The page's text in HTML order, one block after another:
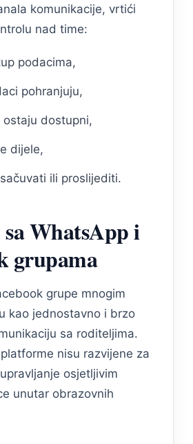
komunikacije, vrtići
nad time:
podacima,
pohranjuju,
ostaju dostupni,
dijele,
ili proslijediti.
WhatsApp i
grupama
grupe mnogim
kao jednostavno i brzo
sa roditeljima.
nisu razvijene za
osjetljivim
unutar obrazovnih